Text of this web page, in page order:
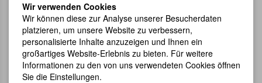
Wir verwenden Cookies
Wir können diese zur Analyse unserer Besucherdaten
platzieren, um unsere Website zu verbessern,
personalisierte Inhalte anzuzeigen und Ihnen ein
großartiges Website-Erlebnis zu bieten. Für weitere
Informationen zu den von uns verwendeten Cookies öffnen
Sie die Einstellungen.